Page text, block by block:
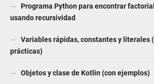
Programa Python para encontrar
usando recursividad
Variables rápidas, constantes y literales
prácticas)
Objetos y clase de Kotlin (con ejemplos)